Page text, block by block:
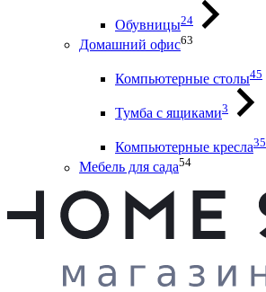
Обувницы24
Домашний офис63
Компьютерные столы45
Тумба с ящиками3
Компьютерные кресла35
Мебель для сада54